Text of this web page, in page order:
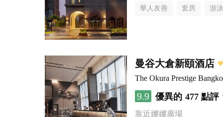
華人友善 套房 游
曼谷大倉新頤酒店
The Okura Prestige
9.9 優異的 477 點評
靠近娜娜廣場